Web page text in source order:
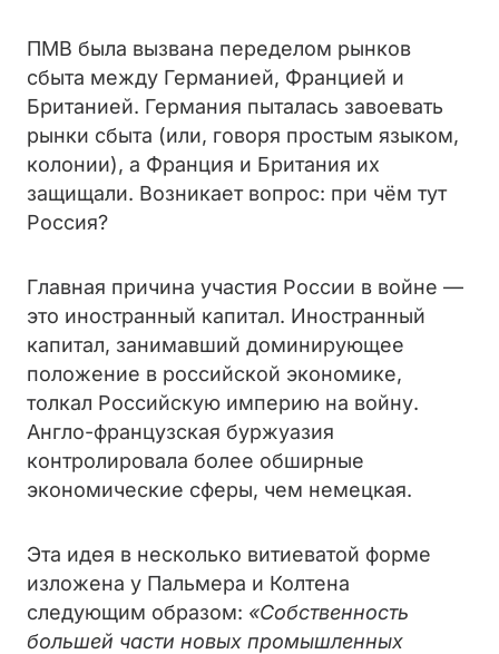
ПМВ была вызвана переделом рынков
сбыта между Германией, Францией и
Британией. Германия пыталась завоевать
рынки сбыта (или, говоря простым языком,
колонии), а Франция и Британия их
защищали. Возникает вопрос: при чём тут
Россия?
Главная причина участия России в войне —
это иностранный капитал. Иностранный
капитал, занимавший доминирующее
положение в российской экономике,
толкал Российскую империю на войну.
Англо-французская буржуазия
контролировала более обширные
экономические сферы, чем немецкая.
Эта идея в несколько витиеватой форме
изложена у Пальмера и Колтена
следующим образом: «Собственность
большей части новых промышленных